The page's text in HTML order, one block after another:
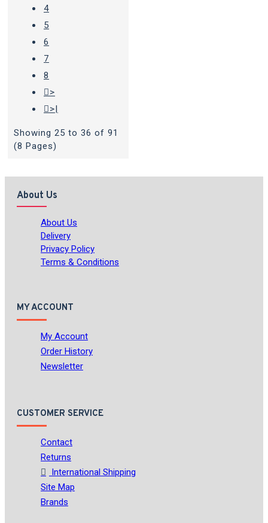
4
5
6
7
8
>
>|
Showing 25 to 36 of 91
(8 Pages)
About Us
About Us
Delivery
Privacy Policy
Terms & Conditions
MY ACCOUNT
My Account
Order History
Newsletter
CUSTOMER SERVICE
Contact
Returns
International Shipping
Site Map
Brands